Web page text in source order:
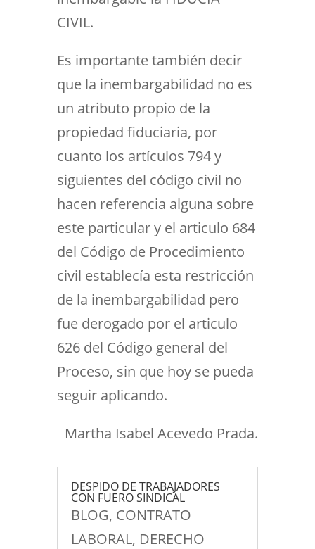
CIVIL.
Es importante también decir
que la inembargabilidad no es
un atributo propio de la
propiedad fiduciaria, por
cuanto los artículos 794 y
siguientes del código civil no
hacen referencia alguna sobre
este particular y el articulo 684
del Código de Procedimiento
civil establecía esta restricción
de la inembargabilidad pero
fue derogado por el articulo
626 del Código general del
Proceso, sin que hoy se pueda
seguir aplicando.
Martha Isabel Acevedo Prada.
DESPIDO DE TRABAJADORES
CON FUERO SINDICAL
BLOG, CONTRATO
LABORAL, DERECHO